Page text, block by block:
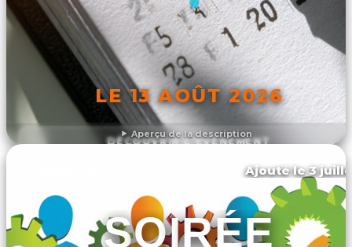
Aperçu de la description
LE 13 AOÛT 2026
DÉCOUVRIR L'ÉVÉNEMENT
Ajouté le 3
SOIRÉE